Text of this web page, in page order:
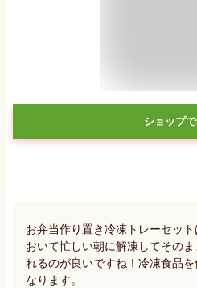
ショップ
お弁当作り置き冷凍トレーセッ
おいて忙しい朝に解凍してその
れるのが良いですね！冷凍食品
なります。